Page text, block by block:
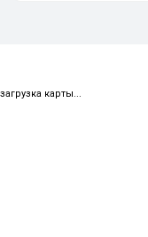
загрузка карты...